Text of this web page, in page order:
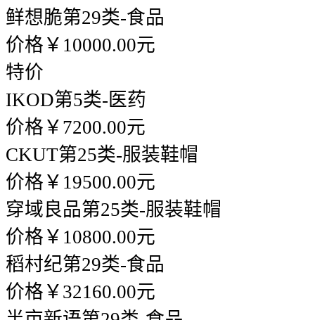
鲜想脆第29类-食品
价格￥10000.00元
特价
IKOD第5类-医药
价格￥7200.00元
CKUT第25类-服装鞋帽
价格￥19500.00元
穿域良品第25类-服装鞋帽
价格￥10800.00元
稻村纪第29类-食品
价格￥32160.00元